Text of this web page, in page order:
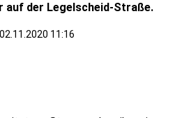
auf der Legelscheid-Straße.
11:16